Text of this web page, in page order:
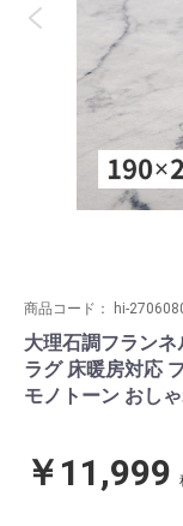
商品コード： hi-
大理石調フラン
ラグ 床暖房対応
モノトーン おし
￥11,999